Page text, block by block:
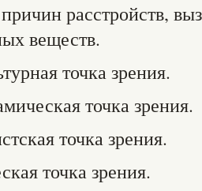
расстройств,
веществ.
точка зрения.
точка зрения.
точка зрения.
точка зрения.